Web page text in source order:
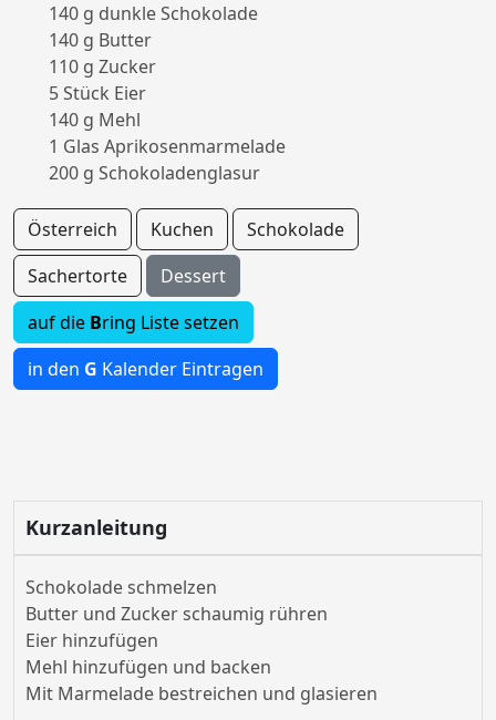
140 g dunkle Schokolade
140 g Butter
110 g Zucker
5 Stück Eier
140 g Mehl
1 Glas Aprikosenmarmelade
200 g Schokoladenglasur
Österreich Kuchen
Schokolade
Sachertorte
Dessert
auf die Bring Liste setzen
in den G Kalender Eintragen
Kurzanleitung
Schokolade schmelzen
Butter und Zucker schaumig rühren
Eier hinzufügen
Mehl hinzufügen und backen
Mit Marmelade bestreichen und glasieren